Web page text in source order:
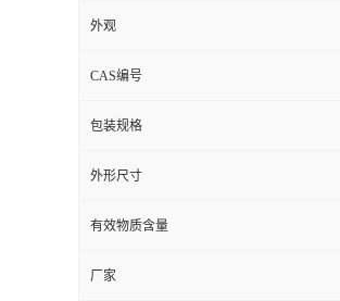
外观
CAS编号
包装规格
外形尺寸
有效物质含量
厂家